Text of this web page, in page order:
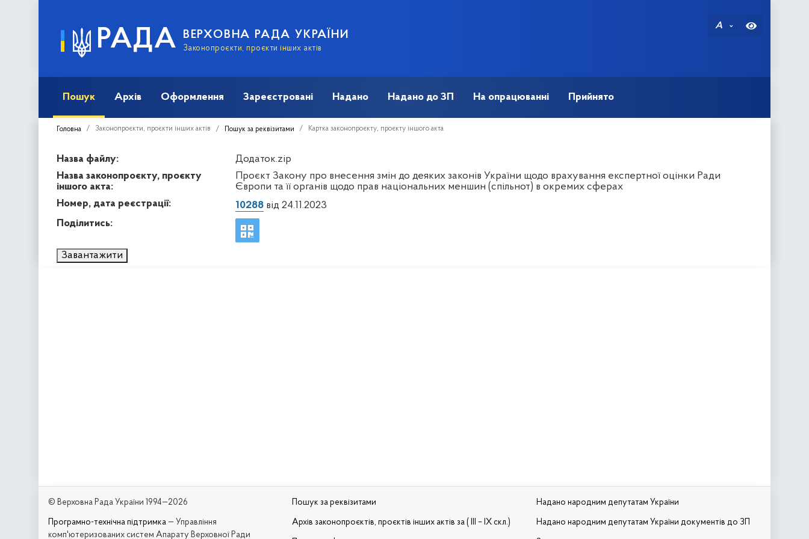
РАДА ВЕРХОВНА РАДА УКРАЇНИ
Законопроєкти, проєкти інших актів
A
Пошук Архів Оформлення Зареєстровані Надано Надано до ЗП На опрацюванні Прийнято
Головна Законопроєкти, проєкти інших актів Пошук за реквізитами Картка законопроєкту, проєкту іншого акта
Назва файлу:
Додаток.zip
Назва законопроєкту, проєкту
іншого акта:
Проєкт Закону про внесення змін до деяких законів України щодо врахування експертної оцінки Ради
Європи та її органів щодо прав національних меншин (спільнот) в окремих сферах
Номер, дата реєстрації:
10288від 24.11.2023
Поділитись:
Завантажити
© Верховна Рада України 1994—2026
Програмно-технічна підтримка — Управління
комп'ютеризованих систем Апарату Верховної Ради
Пошук за реквізитами
Архів законопроєктів, проєктів інших актів за ( III – IX скл.)
Надано народним депутатам України
Надано народним депутатам України документів до ЗП